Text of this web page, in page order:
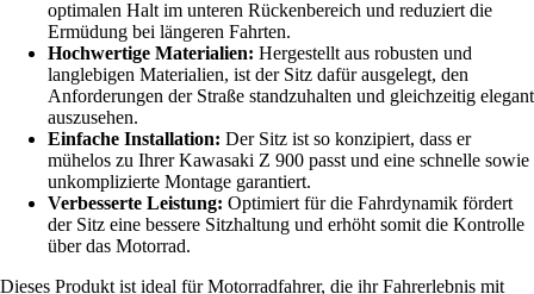
optimalen Halt im unteren Rückenbereich und reduziert die
Ermüdung bei längeren Fahrten.
Hochwertige Materialien: Hergestellt aus robusten und
langlebigen Materialien, ist der Sitz dafür ausgelegt, den
Anforderungen der Straße standzuhalten und gleichzeitig elegant
auszusehen.
Einfache Installation: Der Sitz ist so konzipiert, dass er
mühelos zu Ihrer Kawasaki Z 900 passt und eine schnelle sowie
unkomplizierte Montage garantiert.
Verbesserte Leistung: Optimiert für die Fahrdynamik fördert
der Sitz eine bessere Sitzhaltung und erhöht somit die Kontrolle
über das Motorrad.
Dieses Produkt ist ideal für Motorradfahrer, die ihr Fahrerlebnis mit